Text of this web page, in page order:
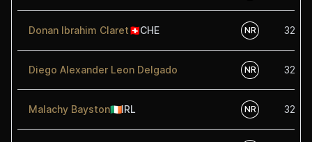
Donan Ibrahim Claret🇨🇭CHE NR 32.50
Diego Alexander Leon Delgado NR 32.50
Malachy Bayston🇮🇪IRL NR 32.50